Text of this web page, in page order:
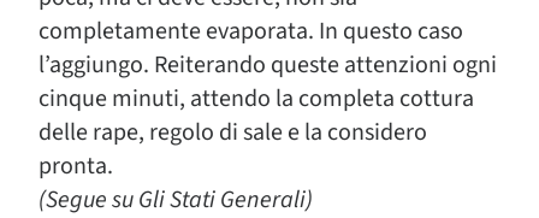
completamente evaporata. In questo caso
l’aggiungo. Reiterando queste attenzioni ogni
cinque minuti, attendo la completa cottura
delle rape, regolo di sale e la considero
pronta.
(Segue su Gli Stati Generali)